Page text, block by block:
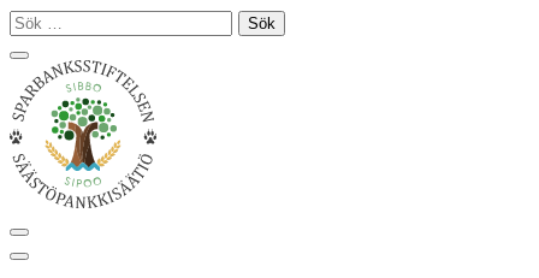
Gå
innehållet
Sök
Stäng
sökfältet
Öppna/stäng
sökfältet
Huvudmeny